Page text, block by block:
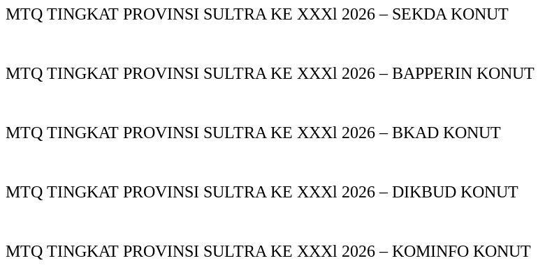
MTQ TINGKAT PROVINSI SULTRA KE XXXl 2026 – SEKDA KONUT
MTQ TINGKAT PROVINSI SULTRA KE XXXl 2026 – BAPPERIN KONUT
MTQ TINGKAT PROVINSI SULTRA KE XXXl 2026 – BKAD KONUT
MTQ TINGKAT PROVINSI SULTRA KE XXXl 2026 – DIKBUD KONUT
MTQ TINGKAT PROVINSI SULTRA KE XXXl 2026 – KOMINFO KONUT